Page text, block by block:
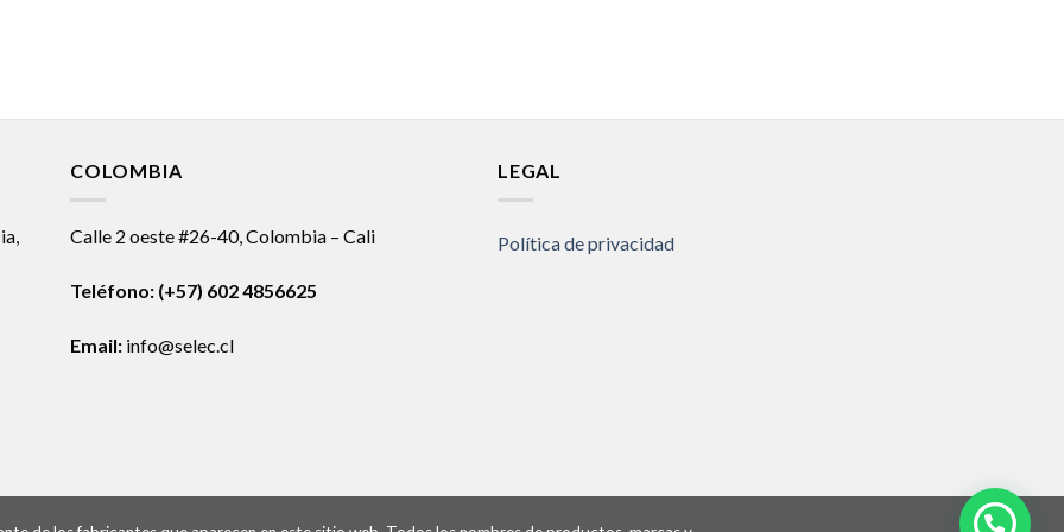
COLOMBIA
Calle 2 oeste #26-40, Colombia – Cali
Teléfono: (+57) 602 4856625
Email: info@selec.cl
LEGAL
Política de privacidad